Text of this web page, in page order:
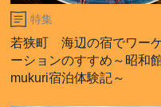
特集
若狭町 海辺の宿でワー
ーションのすすめ～昭和
mukuri宿泊体験記～